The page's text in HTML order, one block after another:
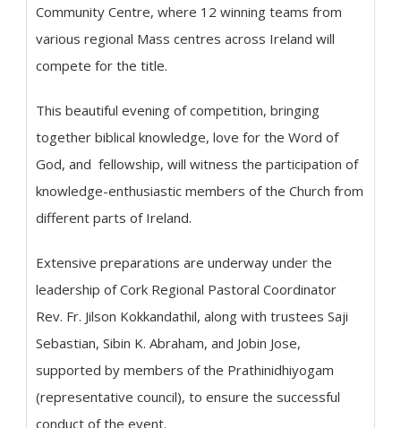
Community Centre, where 12 winning teams from
various regional Mass centres across Ireland will
compete for the title.
This beautiful evening of competition, bringing
together biblical knowledge, love for the Word of
God, and fellowship, will witness the participation of
knowledge-enthusiastic members of the Church from
different parts of Ireland.
Extensive preparations are underway under the
leadership of Cork Regional Pastoral Coordinator
Rev. Fr. Jilson Kokkandathil, along with trustees Saji
Sebastian, Sibin K. Abraham, and Jobin Jose,
supported by members of the Prathinidhiyogam
(representative council), to ensure the successful
conduct of the event.